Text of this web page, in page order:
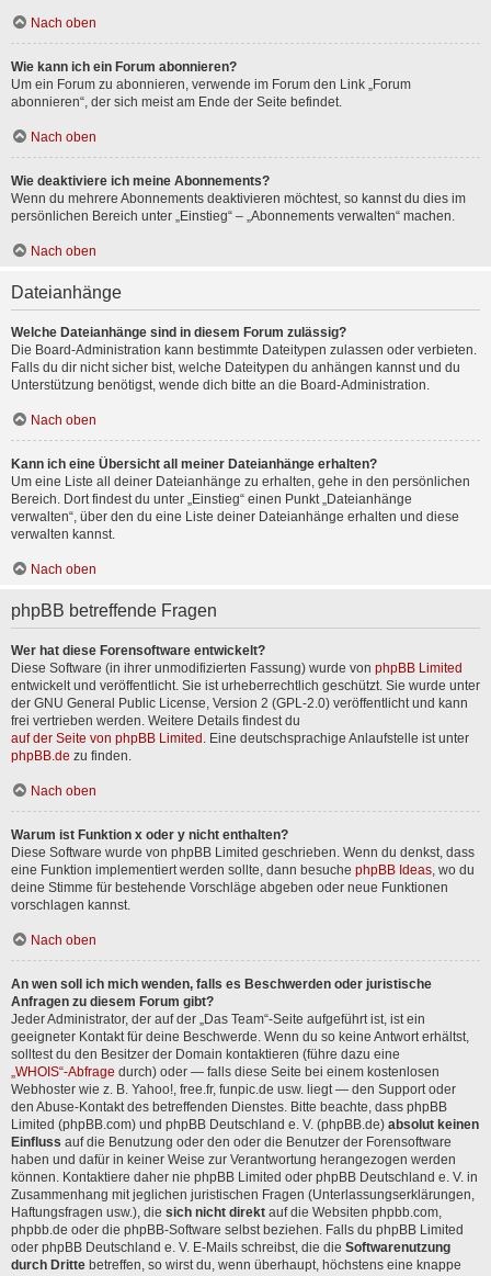
Nach oben
Wie kann ich ein Forum abonnieren?
Um ein Forum zu abonnieren, verwende im Forum den Link „Forum
abonnieren“, der sich meist am Ende der Seite befindet.
Nach oben
Wie deaktiviere ich meine Abonnements?
Wenn du mehrere Abonnements deaktivieren möchtest, so kannst du dies im
persönlichen Bereich unter „Einstieg“ – „Abonnements verwalten“ machen.
Nach oben
Dateianhänge
Welche Dateianhänge sind in diesem Forum zulässig?
Die Board-Administration kann bestimmte Dateitypen zulassen oder verbieten.
Falls du dir nicht sicher bist, welche Dateitypen du anhängen kannst und du
Unterstützung benötigst, wende dich bitte an die Board-Administration.
Nach oben
Kann ich eine Übersicht all meiner Dateianhänge erhalten?
Um eine Liste all deiner Dateianhänge zu erhalten, gehe in den persönlichen
Bereich. Dort findest du unter „Einstieg“ einen Punkt „Dateianhänge
verwalten“, über den du eine Liste deiner Dateianhänge erhalten und diese
verwalten kannst.
Nach oben
phpBB betreffende Fragen
Wer hat diese Forensoftware entwickelt?
Diese Software (in ihrer unmodifizierten Fassung) wurde von phpBB Limited
entwickelt und veröffentlicht. Sie ist urheberrechtlich geschützt. Sie wurde unter
der GNU General Public License, Version 2 (GPL-2.0) veröffentlicht und kann
frei vertrieben werden. Weitere Details findest du
auf der Seite von phpBB Limited . Eine deutschsprachige Anlaufstelle ist unter
phpBB.de zu finden.
Nach oben
Warum ist Funktion x oder y nicht enthalten?
Diese Software wurde von phpBB Limited geschrieben. Wenn du denkst, dass
eine Funktion implementiert werden sollte, dann besuche phpBB Ideas, wo du
deine Stimme für bestehende Vorschläge abgeben oder neue Funktionen
vorschlagen kannst.
Nach oben
An wen soll ich mich wenden, falls es Beschwerden oder juristische
Anfragen zu diesem Forum gibt?
Jeder Administrator, der auf der „Das Team“-Seite aufgeführt ist, ist ein
geeigneter Kontakt für deine Beschwerde. Wenn du so keine Antwort erhältst,
solltest du den Besitzer der Domain kontaktieren (führe dazu eine
„WHOIS“-Abfrage durch) oder — falls diese Seite bei einem kostenlosen
Webhoster wie z. B. Yahoo!, free.fr, funpic.de usw. liegt — den Support oder
den Abuse-Kontakt des betreffenden Dienstes. Bitte beachte, dass phpBB
Limited (phpBB.com) und phpBB Deutschland e. V. (phpBB.de) absolut keinen
Einfluss auf die Benutzung oder den oder die Benutzer der Forensoftware
haben und dafür in keiner Weise zur Verantwortung herangezogen werden
können. Kontaktiere daher nie phpBB Limited oder phpBB Deutschland e. V. in
Zusammenhang mit jeglichen juristischen Fragen (Unterlassungserklärungen,
Haftungsfragen usw.), die sich nicht direkt auf die Websiten phpbb.com,
phpbb.de oder die phpBB-Software selbst beziehen. Falls du phpBB Limited
oder phpBB Deutschland e. V. E-Mails schreibst, die die Softwarenutzung
durch Dritte betreffen, so wirst du, wenn überhaupt, höchstens eine knappe